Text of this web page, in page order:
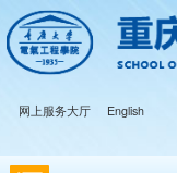
网上服务大厅 English